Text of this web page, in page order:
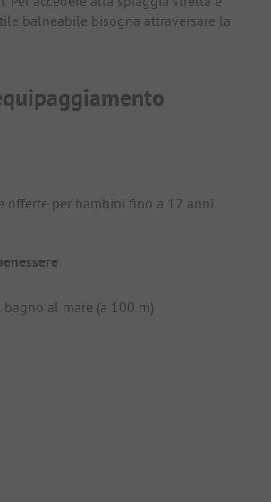
balneabile bisogna attraversare la
offerte per bambini fino a 12 anni
al mare (a 100 m)